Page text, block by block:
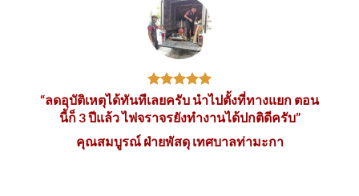
“ลดอุบัติเหตุได้ทันทีเลยครับ นำไปตั้งที่ทางแยก ตอน
นี้ก็ 3 ปีแล้ว ไฟจราจรยังทำงานได้ปกติดีครับ”
คุณสมบูรณ์ ฝ่ายพัสดุ เทศบาลท่ามะกา